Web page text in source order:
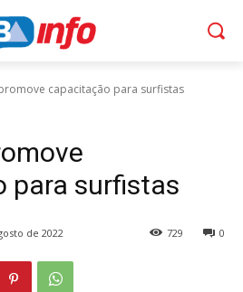
capacitação para surfistas
para surfistas
de 2022 0
729